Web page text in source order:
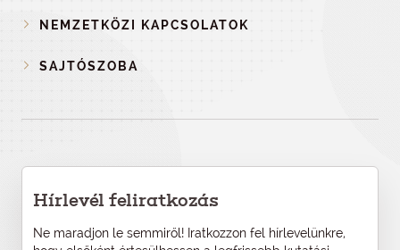
NEMZETKÖZI KAPCSOLATOK
SAJTÓSZOBA
Hírlevél feliratkozás
Ne maradjon le semmiről! Iratkozzon fel hírlevelünkre,